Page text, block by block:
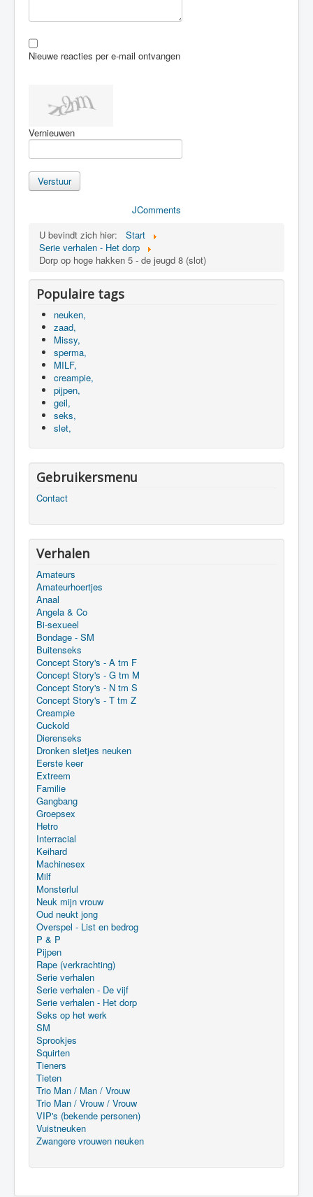
Nieuwe reacties per e-mail ontvangen
Vernieuwen
Verstuur
JComments
U bevindt zich hier:
Start
Serie verhalen - Het dorp
Dorp op hoge hakken 5 - de jeugd 8 (slot)
Populaire tags
neuken,
zaad,
Missy,
sperma,
MILF,
creampie,
pijpen,
geil,
seks,
slet,
Gebruikersmenu
Contact
Verhalen
Amateurs
Amateurhoertjes
Anaal
Angela & Co
Bi-sexueel
Bondage - SM
Buitenseks
Concept Story's - A tm F
Concept Story's - G tm M
Concept Story's - N tm S
Concept Story's - T tm Z
Creampie
Cuckold
Dierenseks
Dronken sletjes neuken
Eerste keer
Extreem
Familie
Gangbang
Groepsex
Hetro
Interracial
Keihard
Machinesex
Milf
Monsterlul
Neuk mijn vrouw
Oud neukt jong
Overspel - List en bedrog
P & P
Pijpen
Rape (verkrachting)
Serie verhalen
Serie verhalen - De vijf
Serie verhalen - Het dorp
Seks op het werk
SM
Sprookjes
Squirten
Tieners
Tieten
Trio Man / Man / Vrouw
Trio Man / Vrouw / Vrouw
VIP's (bekende personen)
Vuistneuken
Zwangere vrouwen neuken